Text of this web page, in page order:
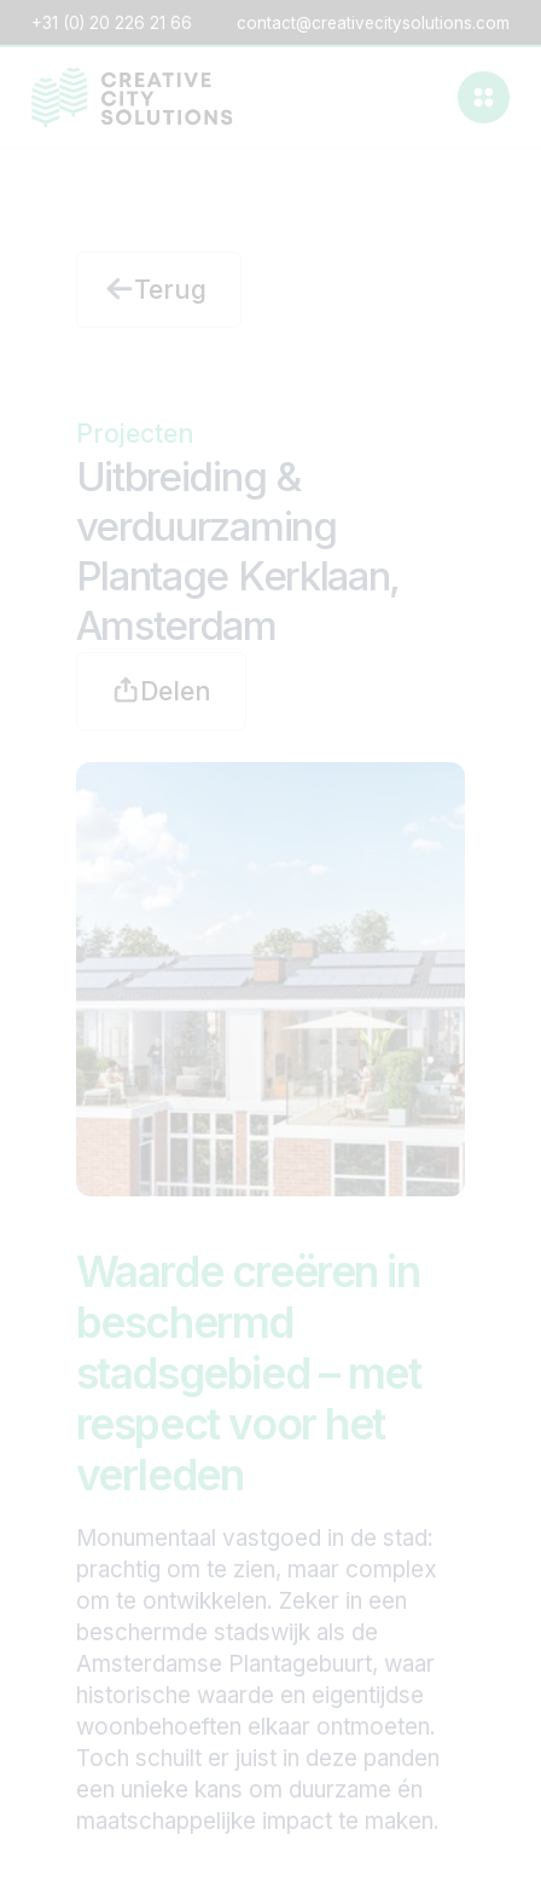
+31 (0) 20 226 21 66 contact@creativecitysolutions.com
Terug
Projecten
Uitbreiding &
verduurzaming
Plantage Kerklaan,
Amsterdam
Delen
Waarde creëren in
beschermd
stadsgebied – met
respect voor het
verleden
Monumentaal vastgoed in de stad:
prachtig om te zien, maar complex
om te ontwikkelen. Zeker in een
beschermde stadswijk als de
Amsterdamse Plantagebuurt, waar
historische waarde en eigentijdse
woonbehoeften elkaar ontmoeten.
Toch schuilt er juist in deze panden
een unieke kans om duurzame én
maatschappelijke impact te maken.